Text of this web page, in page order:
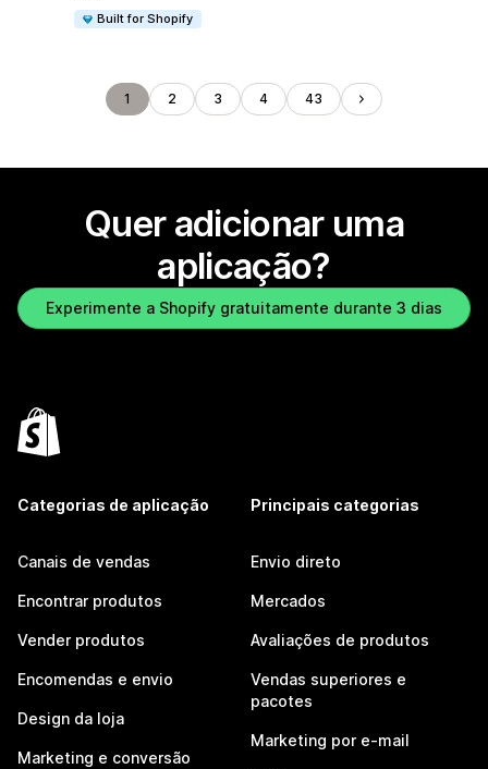
Built for Shopify
1 2 3 4 43
Quer adicionar uma
aplicação?
Experimente a Shopify gratuitamente durante 3 dias
Categorias de aplicação
Canais de vendas
Encontrar produtos
Vender produtos
Encomendas e envio
Design da loja
Marketing e conversão
Principais categorias
Envio direto
Mercados
Avaliações de produtos
Vendas superiores e
pacotes
Marketing por e-mail